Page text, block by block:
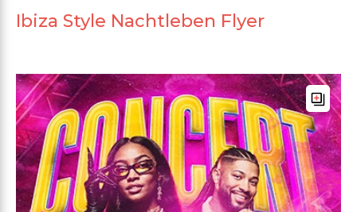
Ibiza Style Nachtleben Flyer